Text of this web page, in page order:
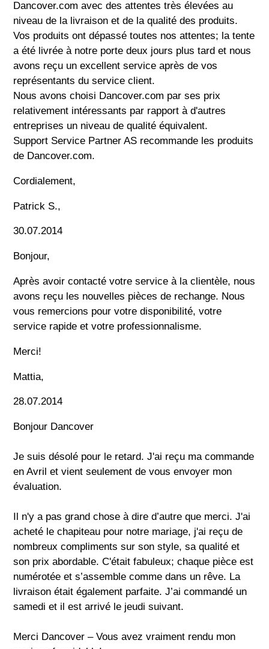
Dancover.com avec des attentes très élevées au
niveau de la livraison et de la qualité des produits.
Vos produits ont dépassé toutes nos attentes; la tente
a été livrée à notre porte deux jours plus tard et nous
avons reçu un excellent service après de vos
représentants du service client.
Nous avons choisi Dancover.com par ses prix
relativement intéressants par rapport à d'autres
entreprises un niveau de qualité équivalent.
Support Service Partner AS recommande les produits
de Dancover.com.
Cordialement,
Patrick S.,
30.07.2014
Bonjour,
Après avoir contacté votre service à la clientèle, nous
avons reçu les nouvelles pièces de rechange. Nous
vous remercions pour votre disponibilité, votre
service rapide et votre professionnalisme.
Merci!
Mattia,
28.07.2014
Bonjour Dancover
Je suis désolé pour le retard. J'ai reçu ma commande
en Avril et vient seulement de vous envoyer mon
évaluation.
Il n'y a pas grand chose à dire d’autre que merci. J'ai
acheté le chapiteau pour notre mariage, j'ai reçu de
nombreux compliments sur son style, sa qualité et
son prix abordable. C'était fabuleux; chaque pièce est
numérotée et s’assemble comme dans un rêve. La
livraison était également parfaite. J’ai commandé un
samedi et il est arrivé le jeudi suivant.
Merci Dancover – Vous avez vraiment rendu mon